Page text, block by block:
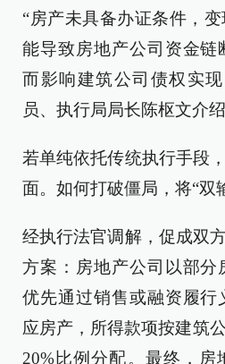
“房产未具备办证条件，
能导致房地产公司资金链
而影响建筑公司债权实
员、执行局局长陈枢文介绍
若单纯依托传统执行手段
面。如何打破僵局，将“双
经执行法官调解，促成双
方案：房地产公司以部分
优先通过销售或融资履行
应房产，所得款项按建筑
20%比例分配。最终，